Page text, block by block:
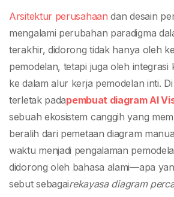
Percakapan
Suite
Visual
Arsitektur perusahaan dan desain
mengalami perubahan paradigma
terakhir, didorong tidak hanya oleh
pemodelan, tetapi juga oleh integrasi
ke dalam alur kerja pemodelan inti.
terletak padapembuat diagram AI
sebuah ekosistem canggih yang
beralih dari pemetaan diagram
waktu menjadi pengalaman
didorong oleh bahasa alami—apa
sebut sebagairekayasa diagram